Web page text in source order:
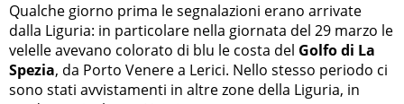
Qualche giorno prima le segnalazioni erano arrivate
dalla Liguria: in particolare nella giornata del 29 marzo le
velelle avevano colorato di blu le costa del Golfo di La
Spezia, da Porto Venere a Lerici. Nello stesso periodo ci
sono stati avvistamenti in altre zone della Liguria, in